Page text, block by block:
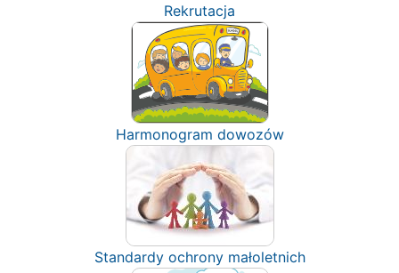
Rekrutacja
Harmonogram dowozów
Standardy ochrony małoletnich